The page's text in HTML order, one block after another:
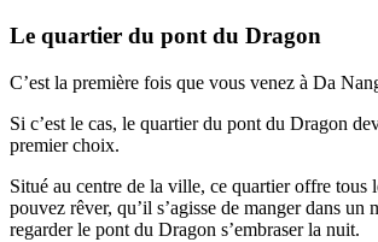
Le quartier du pont du Dragon
C’est la première fois que vous venez à Da
Si c’est le cas, le quartier du pont du Dragon
premier choix.
Situé au centre de la ville, ce quartier offre tous
pouvez rêver, qu’il s’agisse de manger dans un
regarder le pont du Dragon s’embraser la nuit.